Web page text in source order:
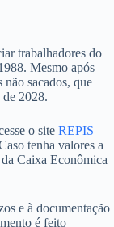
trabalhadores do
Mesmo após
sacados, que
de 2028.
o site REPIS
tenha valores a
Caixa Econômica
e à documentação
é feito